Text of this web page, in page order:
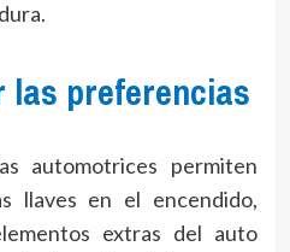
las preferencias
automotrices permiten
llaves en el encendido,
extras del auto